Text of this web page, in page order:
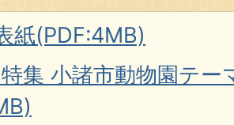
紙(PDF:4MB)
集 小諸市動物園テー